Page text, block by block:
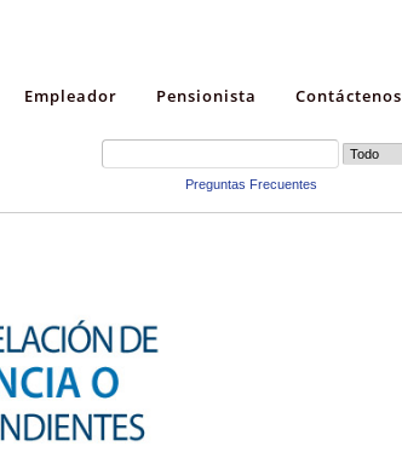
Empleador Pensionista Contáctenos
Preguntas Frecuentes